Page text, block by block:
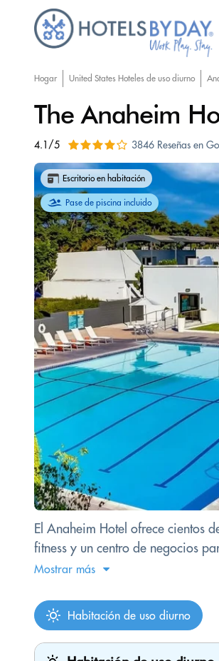
Hogar United States Hoteles de uso diurno
The Anaheim
4.1/5 3846 Reseñas en
Escritorio en habitación
Pase de piscina incluido
El Anaheim Hotel ofrece cientos
fitness y un centro de negocios
Mostrar más
Habitación de uso diurno